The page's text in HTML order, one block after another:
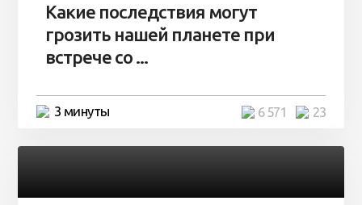
Какие последствия могут
грозить нашей планете при
встрече со ...
3 минуты 23
6 571